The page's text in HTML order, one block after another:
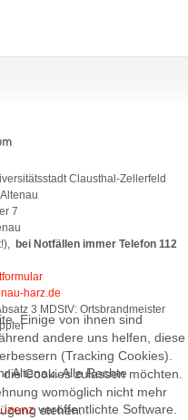
Clausthal-Zellerfeld
7
bei Notfällen immer Telefon 112
harz.de
3 MDStV: Ortsbrandmeister
Altenau. Alle Rechte
veröffentlichte Software.
Einige von ihnen sind
andere uns helfen, diese
(Tracking Cookies).
Cookies zulassen möchten.
womöglich nicht mehr
stehen.